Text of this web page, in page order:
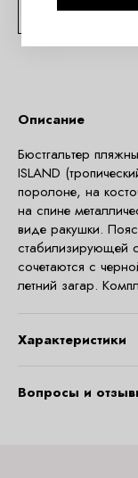
Описание
Бюстгальтер
ISLAND
поролоне, на
на спине
виде ракушки.
стабилизирующей
сочетаются с
летний загар.
Характеристики
Вопросы и